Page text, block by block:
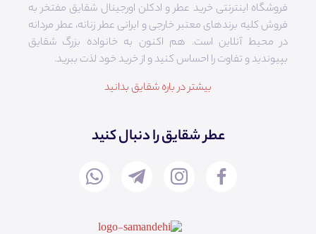
فروشگاه اینترنتی خرید عطر و ادکلن اورجینال شقایق مفتخر به
فروش کلیه برندهای معتبر خارجی و ایرانی عطر زنانه، عطر مردانه
در محیط آنلاین است. هم‌ اکنون به خانواده بزرگ شقایق
بپیوندید و تفاوت را احساس کنید و از خرید خود لذت ببرید.
بیشتر در باره شقایق بدانید
عطر شقایق را دنبال کنید